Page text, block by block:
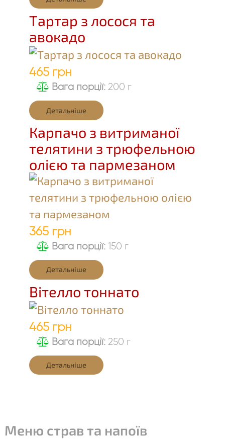
Тартар з лосося та
авокадо
465 грн
Вага порції: 200 г
Детальніше
Карпачо з витриманої
телятини з трюфельною
олією та пармезаном
365 грн
Вага порції: 150 г
Детальніше
Вітелло тоннато
465 грн
Вага порції: 250 г
Детальніше
Меню страв та напоїв